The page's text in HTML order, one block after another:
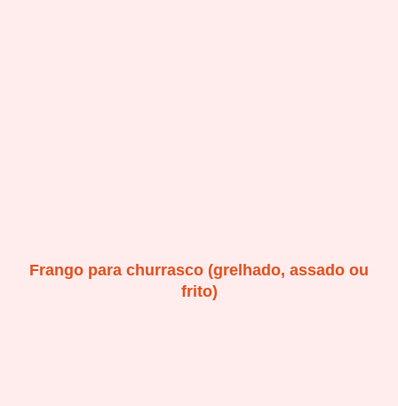
Frango para churrasco (grelhado, assado ou
frito)